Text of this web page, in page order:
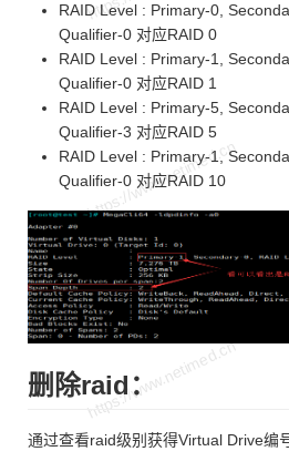
RAID Level : Primary-0,
Qualifier-0 对应RAID 0
RAID Level : Primary-1,
Qualifier-0 对应RAID 1
RAID Level : Primary-5,
Qualifier-3 对应RAID 5
RAID Level : Primary-1,
Qualifier-0 对应RAID 10
删除raid：
通过查看raid级别获得Virtual Drive编